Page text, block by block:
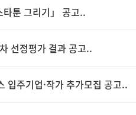
툰 그리기」 공고..
선정평가 결과 공고..
입주기업·작가 추가모집 공고..